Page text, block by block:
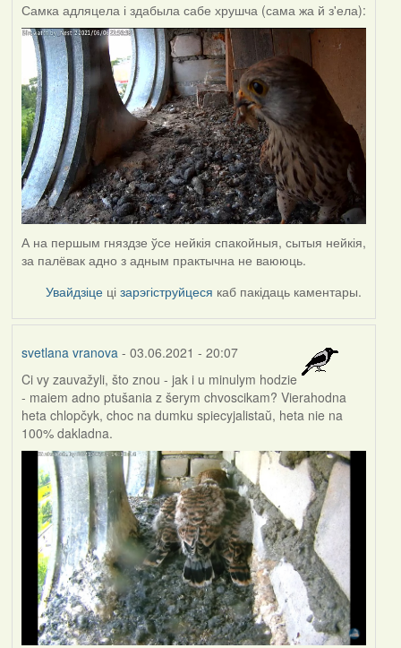
Самка адляцела і здабыла сабе хрушча (сама жа й з'ела):
А на першым гняздзе ўсе нейкія спакойныя, сытыя нейкія,
за палёвак адно з адным практычна не ваююць.
Увайдзіце цізарэгіструйцеся каб пакідаць каментары.
svetlana vranova- 03.06.2021 - 20:07
Ci vy zauvažyli, što znou - jak i u minulym hodzie
- maiem adno ptušania z šerym chvoscikam? Vierahodna
heta chlopčyk, choc na dumku spiecyjalistaŭ, heta nie na
100% dakladna.